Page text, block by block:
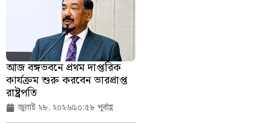
আজ বঙ্গভবনে প্রথম দাপ্তরিক
কার্যক্রম শুরু করবেন ভারপ্রাপ্ত
রাষ্ট্রপতি
জুলাই ২৮, ২০২৬১০:৫৮ পূর্বাহ্ণ